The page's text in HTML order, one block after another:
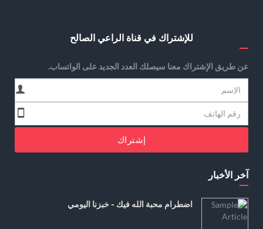
للإشتراك في قناة الراعي الصالح
عن طريق الإشتراك معنا سيصلك العدد الجديد على الواتساب.
إشتراك
آخر الأخبار
اضطرام محبة الله فيك - خبزنا اليومي